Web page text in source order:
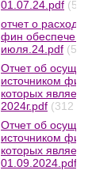
01.07.24.pdf
отчет о
фин
июля.24.pdf
Отчет об
источником
которых
2024г.pdf (312
Отчет об
источником
которых
01.09.2024.pdf